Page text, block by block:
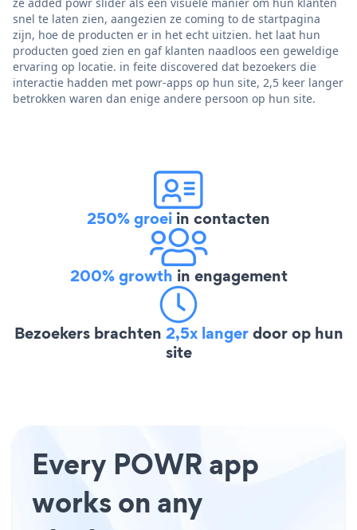
snel te laten zien, aangezien ze coming to de startpagina
zijn, hoe de producten er in het echt uitzien. het laat hun
producten goed zien en gaf klanten naadloos een geweldige
ervaring op locatie. in feite discovered dat bezoekers die
interactie hadden met powr-apps op hun site, 2,5 keer langer
betrokken waren dan enige andere persoon op hun site.
250% groei in contacten
200% growth in engagement
Bezoekers brachten 2,5x langerdoor op hun
site
Every POWR app
works on any